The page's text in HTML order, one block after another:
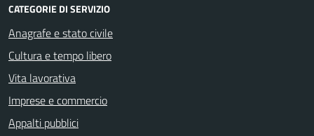
CATEGORIE DI SERVIZIO
Anagrafe e stato civile
Cultura e tempo libero
Vita lavorativa
Imprese e commercio
Appalti pubblici